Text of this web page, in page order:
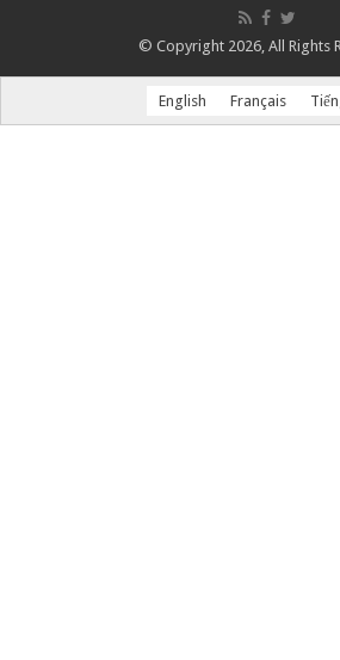
© Copyright 2026, All Rights
English Français